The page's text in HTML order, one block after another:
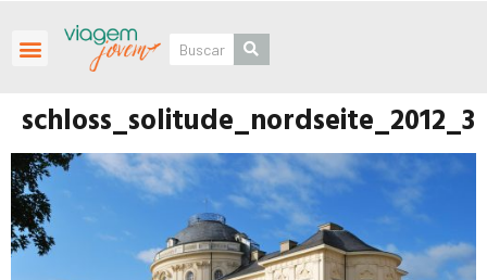
schloss_solitude_nordseite_2012_3